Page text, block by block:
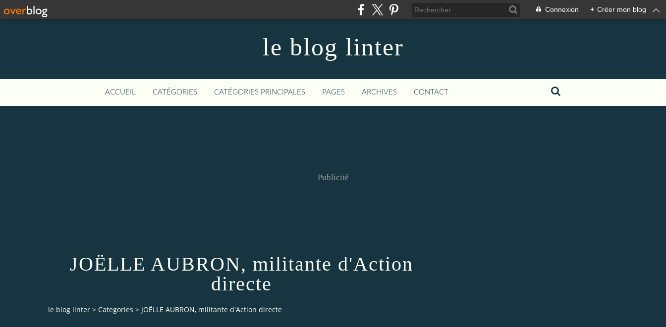
Connexion + Créer mon blog
le blog linter
ACCUEIL CATÉGORIES CATÉGORIES PRINCIPALES PAGES ARCHIVES CONTACT
Publicité
JOËLLE AUBRON, militante d'Action
directe
le blog linter > Categories > JOËLLE AUBRON, militante d'Action directe